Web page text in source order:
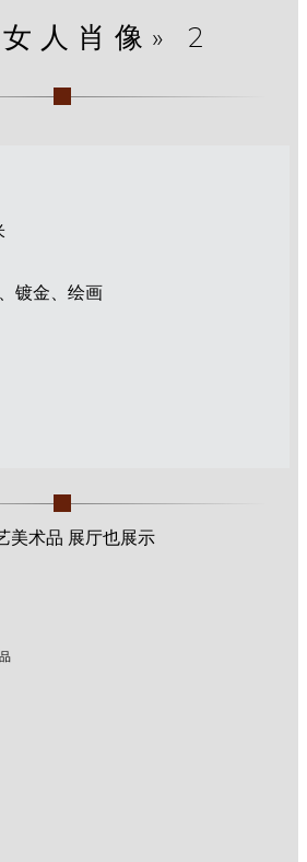
人肖像» 2
镀金、绘画
美术品 展厅也展示